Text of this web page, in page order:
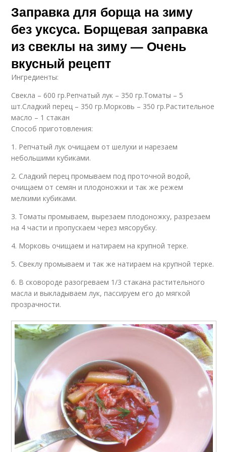
Вкусные помидоры
Рецепты с капустой Любимый рецепт
Заправка для борща на зиму
без уксуса. Борщевая заправка
из свеклы на зиму — Очень
вкусный рецепт
Ингредиенты:
Свекла – 600 гр.Репчатый лук – 350 гр.Томаты – 5
шт.Сладкий перец – 350 гр.Морковь – 350 гр.Растительное
масло – 1 стакан
Способ приготовления:
1. Репчатый лук очищаем от шелухи и нарезаем
небольшими кубиками.
2. Сладкий перец промываем под проточной водой,
очищаем от семян и плодоножки и так же режем
мелкими кубиками.
3. Томаты промываем, вырезаем плодоножку, разрезаем
на 4 части и пропускаем через мясорубку.
4. Морковь очищаем и натираем на крупной терке.
5. Свеклу промываем и так же натираем на крупной терке.
6. В сковороде разогреваем 1/3 стакана растительного
масла и выкладываем лук, пассируем его до мягкой
прозрачности.